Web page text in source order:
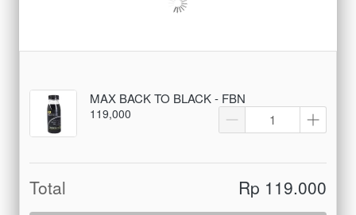
MAX BACK TO BLACK - FBN
119,000
Total Rp 119.000